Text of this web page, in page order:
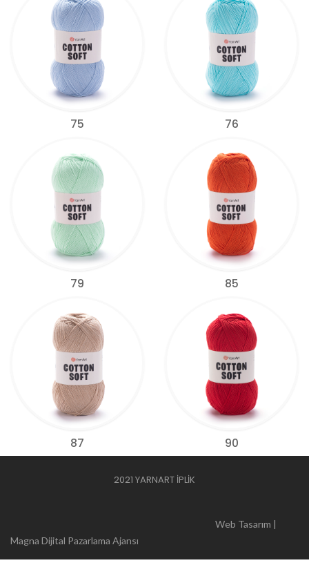
75 76
79 85
87 90
2021 YARNART İPLİK
Web Tasarım |
Magna Dijital Pazarlama Ajansı